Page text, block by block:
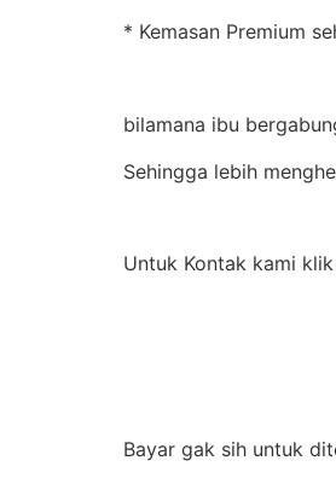
* Kemasan Premium
bilamana ibu
Sehingga lebih
Untuk Kontak kami
Bayar gak sih untuk